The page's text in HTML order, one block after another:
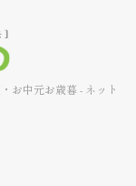
お中元お歳暮 - ネット